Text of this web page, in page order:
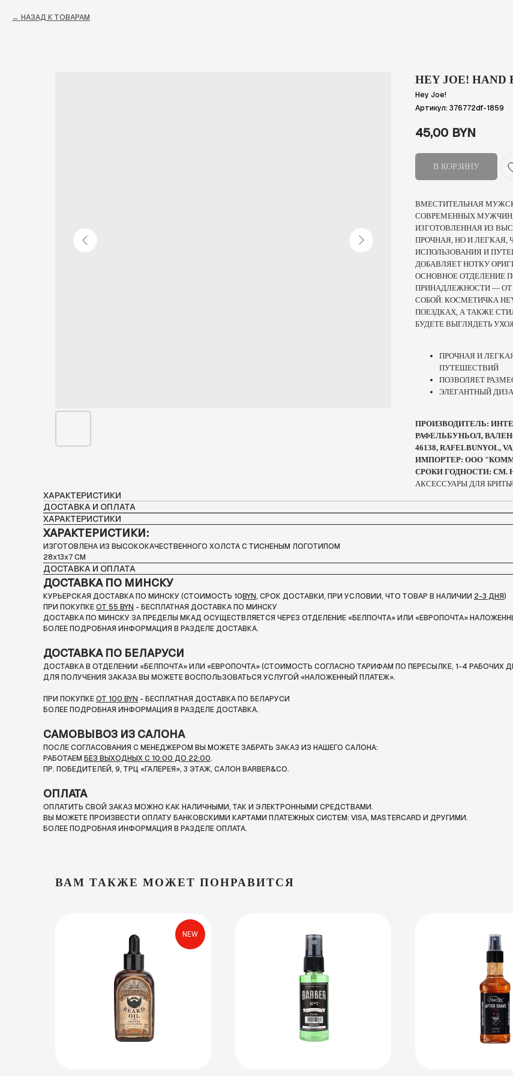
НАЗАД К ТОВАРАМ
HEY JOE! HAND
Hey Joe!
Артикул: 376772df-1859
45,00 BYN
В КОРЗИНУ
ВМЕСТИТЕЛЬНАЯ
СОВРЕМЕННЫХ МУЖЧИН,
ИЗГОТОВЛЕННАЯ ИЗ
ПРОЧНАЯ, НО И ЛЕГКАЯ,
ИСПОЛЬЗОВАНИЯ И
ДОБАВЛЯЕТ НОТКУ
ОСНОВНОЕ ОТДЕЛЕНИЕ
ПРИНАДЛЕЖНОСТИ — ОТ
СОБОЙ. КОСМЕТИЧКА
ПОЕЗДКАХ, А ТАКЖЕ
БУДЕТЕ ВЫГЛЯДЕТЬ
ПРОЧНАЯ И
ПУТЕШЕСТВИЙ
ПОЗВОЛЯЕТ
ЭЛЕГАНТНЫЙ
ПРОИЗВОДИТЕЛЬ:
РАФЕЛЬБУНЬОЛ,
46138, RAFELBUNYOL,
ИМПОРТЕР: ООО
СРОКИ ГОДНОСТИ: СМ.
АКСЕССУАРЫ ДЛЯ
ХАРАКТЕРИСТИКИ
ДОСТАВКА И ОПЛАТА
ХАРАКТЕРИСТИКИ
ХАРАКТЕРИСТИКИ:
ИЗГОТОВЛЕНА ИЗ ВЫСОКОКАЧЕСТВЕННОГО ХОЛСТА С ТИСНЕНЫМ ЛОГОТИПОМ
28х13х7 СМ
ДОСТАВКА И ОПЛАТА
ДОСТАВКА ПО МИНСКУ
КУРЬЕРСКАЯ ДОСТАВКА ПО МИНСКУ (СТОИМОСТЬ 10BYN, СРОК ДОСТАВКИ, ПРИ УСЛОВИИ, ЧТО ТОВАР В НАЛИЧИИ 2-3 ДНЯ)
ПРИ ПОКУПКЕОТ 55 BYN - БЕСПЛАТНАЯ ДОСТАВКА ПО МИНСКУ
ДОСТАВКА ПО МИНСКУ ЗА ПРЕДЕЛЫ МКАД ОСУЩЕСТВЛЯЕТСЯ ЧЕРЕЗ ОТДЕЛЕНИЕ «БЕЛПОЧТА»ИЛИ «ЕВРОПОЧТА»
БОЛЕЕ ПОДРОБНАЯ ИНФОРМАЦИЯ В РАЗДЕЛЕ ДОСТАВКА.
ДОСТАВКА ПО БЕЛАРУСИ
ДОСТАВКА В ОТДЕЛЕНИИ «БЕЛПОЧТА» ИЛИ «ЕВРОПОЧТА» (СТОИМОСТЬ СОГЛАСНО ТАРИФАМ ПО ПЕРЕСЫЛКЕ, 1-4 РАБОЧИХ
ДЛЯ ПОЛУЧЕНИЯ ЗАКАЗА ВЫ МОЖЕТЕ ВОСПОЛЬЗОВАТЬСЯ УСЛУГОЙ «НАЛОЖЕННЫЙ ПЛАТЕЖ».
ПРИ ПОКУПКЕОТ 100 BYN - БЕСПЛАТНАЯ ДОСТАВКА ПО БЕЛАРУСИ
БОЛЕЕ ПОДРОБНАЯ ИНФОРМАЦИЯ В РАЗДЕЛЕ ДОСТАВКА.
САМОВЫВОЗ ИЗ САЛОНА
ПОСЛЕ СОГЛАСОВАНИЯ С МЕНЕДЖЕРОМ ВЫ МОЖЕТЕ ЗАБРАТЬ ЗАКАЗ ИЗ НАШЕГО САЛОНА:
РАБОТАЕМ БЕЗ ВЫХОДНЫХ С 10:00 ДО 22:00.
ПР. ПОБЕДИТЕЛЕЙ, 9, ТРЦ «ГАЛЕРЕЯ», 3 ЭТАЖ, САЛОН BARBER&CO.
ОПЛАТА
ОПЛАТИТЬ СВОЙ ЗАКАЗ МОЖНО КАК НАЛИЧНЫМИ, ТАК И ЭЛЕКТРОННЫМИ СРЕДСТВАМИ.
ВЫ МОЖЕТЕ ПРОИЗВЕСТИ ОПЛАТУ БАНКОВСКИМИ КАРТАМИ ПЛАТЕЖНЫХ СИСТЕМ: VISA, MASTERCARD И ДРУГИМИ.
БОЛЕЕ ПОДРОБНАЯ ИНФОРМАЦИЯ В РАЗДЕЛЕ ОПЛАТА.
ВАМ ТАКЖЕ МОЖЕТ ПОНРАВИТСЯ
NEW